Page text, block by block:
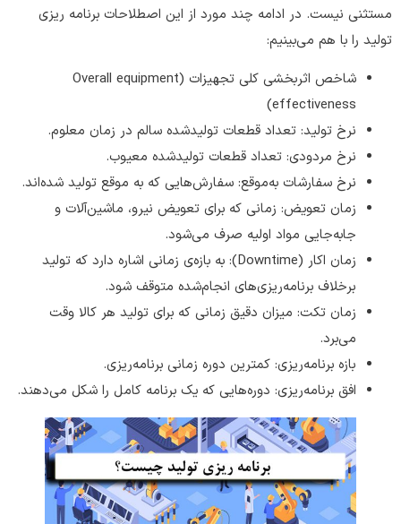
مستثنی نیست. در ادامه چند مورد از این اصطلاحات برنامه ریزی
تولید را با هم می‌بینیم:
شاخص اثربخشی کلی تجهیزات (Overall equipment
effectiveness)
نرخ تولید: تعداد قطعات تولیدشده‌ سالم در زمان معلوم.
نرخ مردودی: تعداد قطعات تولیدشده‌ معیوب.
نرخ سفارشات به‌موقع: سفارش‌هایی که به موقع تولید شده‌اند.
زمان تعویض: زمانی که برای تعویض نیرو، ماشین‌آلات و
جابه‌جایی مواد اولیه صرف می‌شود.
زمان اکار (Downtime): به بازه‌ی زمانی اشاره دارد که تولید
برخلاف برنامه‌ریزی‌های انجام‌شده متوقف شود.
زمان تکت: میزان دقیق زمانی که برای تولید هر کالا وقت
می‌برد.
بازه برنامه‌ریزی: کمترین دوره زمانی برنامه‌ریزی.
افق برنامه‌ریزی: دوره‌هایی که یک برنامه کامل را شکل می‌دهند.